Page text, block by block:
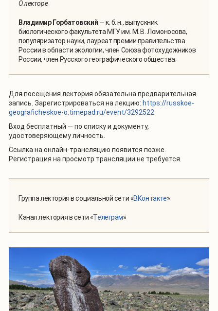
О лекторе
Владимир Горбатовский — к. б. н., выпускник
биологического факультета МГУ им. М. В. Ломоносова,
популяризатор науки, лауреат премии правительства
России в области экологии, член Союза фотохудожников
России, член Русского географического общества.
Для посещения лектория обязательна предварительная
запись. Зарегистрироваться на лекцию: https://russkoe-
geograficheskoe-o.timepad.ru/event/3292522
Вход бесплатный — по списку и документу,
удостоверяющему личность.
Ссылка на онлайн-трансляцию появится позже.
Регистрация на просмотр трансляции не требуется.
Группа лектория в социальной сети «ВКонтакте»
Канал лектория в сети «Телеграм»